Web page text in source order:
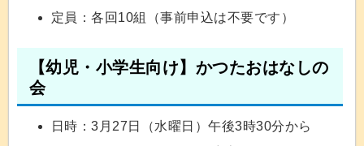
定員：各回10組（事前申込は不要です）
【幼児・小学生向け】かつたおはなしの
会
日時：3月27日（水曜日）午後3時30分から